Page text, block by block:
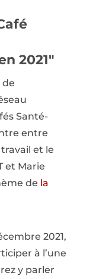
2021″
de
Santé-
entre
et le
et Marie
de la
2021,
à l’une
y parler